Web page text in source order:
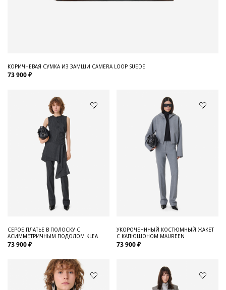
КОРИЧНЕВАЯ СУМКА ИЗ ЗАМШИ CAMERA LOOP SUEDE
73 900 ₽
СЕРОЕ ПЛАТЬЕ В ПОЛОСКУ С
АСИММЕТРИЧНЫМ ПОДОЛОМ KLEA
73 900 ₽
УКОРОЧЕНННЫЙ КОСТЮМНЫЙ ЖАКЕТ
С КАПЮШОНОМ MAUREEN
73 900 ₽